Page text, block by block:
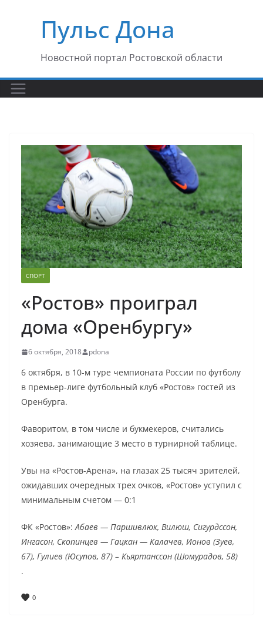
содержимомуПульс Дона
Новостной портал Ростовской области
СПОРТ
«Ростов» проиграл
дома «Оренбургу»
6 октября, 2018 pdona
6 октября, в 10-м туре чемпионата России по футболу
в премьер-лиге футбольный клуб «Ростов» гостей из
Оренбурга.
Фаворитом, в том числе и букмекеров, считались
хозяева, занимающие 3 место в турнирной таблице.
Увы на «Ростов-Арена», на глазах 25 тысяч зрителей,
ожидавших очередных трех очков, «Ростов» уступил с
минимальным счетом — 0:1
ФК «Ростов»:Абаев — Паршивлюк, Вилюш, Сигурдссон,
Ингасон, Скопинцев — Гацкан — Калачев, Ионов (Зуев,
67), Гулиев (Юсупов, 87) – Кьяртанссон (Шомурадов, 58)
.
0